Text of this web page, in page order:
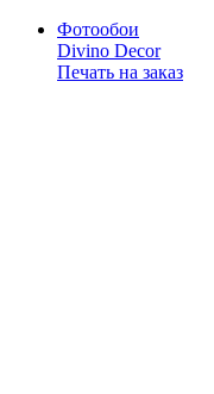
Фотообои
Divino Decor
Печать на заказ